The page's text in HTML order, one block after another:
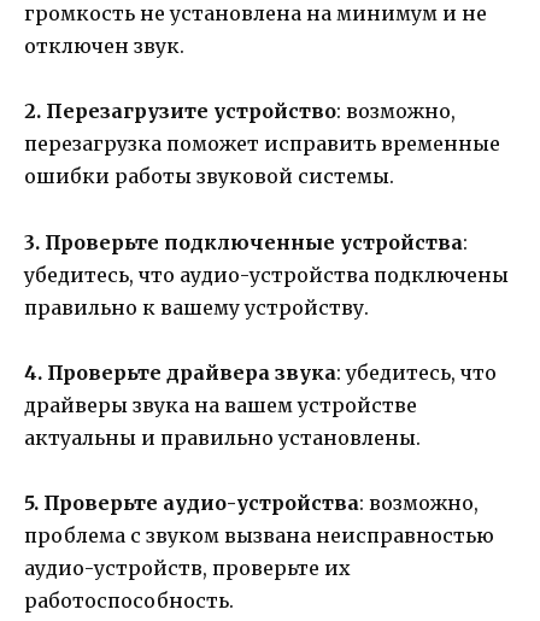
громкость не установлена на минимум и не
отключен звук.
2. Перезагрузите устройство: возможно,
перезагрузка поможет исправить временные
ошибки работы звуковой системы.
3. Проверьте подключенные устройства:
убедитесь, что аудио-устройства подключены
правильно к вашему устройству.
4. Проверьте драйвера звука: убедитесь, что
драйверы звука на вашем устройстве
актуальны и правильно установлены.
5. Проверьте аудио-устройства: возможно,
проблема с звуком вызвана неисправностью
аудио-устройств, проверьте их
работоспособность.